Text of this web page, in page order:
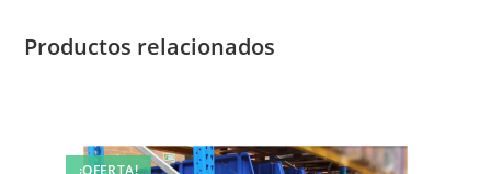
Productos relacionados